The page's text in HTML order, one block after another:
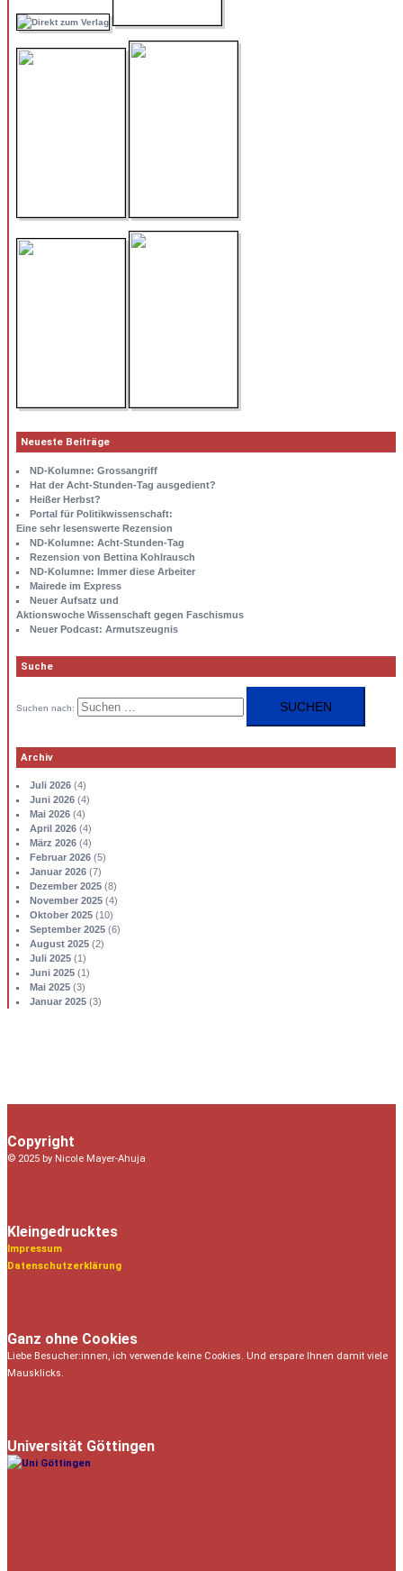
Neueste Beiträge
ND-Kolumne: Grossangriff
Hat der Acht-Stunden-Tag ausgedient?
Heißer Herbst?
Portal für Politikwissenschaft:
Eine sehr lesenswerte Rezension
ND-Kolumne: Acht-Stunden-Tag
Rezension von Bettina Kohlrausch
ND-Kolumne: Immer diese Arbeiter
Mairede im Express
Neuer Aufsatz und
Aktionswoche Wissenschaft gegen Faschismus
Neuer Podcast: Armutszeugnis
Suche
Suchen nach:
Archiv
Juli 2026(4)
Juni 2026(4)
Mai 2026(4)
April 2026(4)
März 2026(4)
Februar 2026(5)
Januar 2026(7)
Dezember 2025(8)
November 2025(4)
Oktober 2025(10)
September 2025(6)
August 2025(2)
Juli 2025(1)
Juni 2025(1)
Mai 2025(3)
Januar 2025(3)
Copyright
© 2025 by Nicole Mayer-Ahuja
Kleingedrucktes
Impressum
Datenschutzerklärung
Ganz ohne Cookies
Liebe Besucher:innen, ich verwende keine Cookies. Und erspare Ihnen damit viele
Mausklicks.
Universität Göttingen